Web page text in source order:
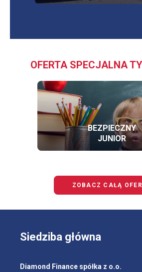
OFERTA SPECJALNA
BEZPIECZNY
JUNIOR
ZOBACZ CAŁĄ
Siedziba główna
Diamond Finance spółka z o.o.